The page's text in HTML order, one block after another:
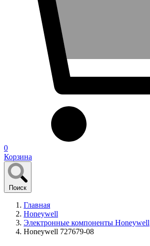
0
Корзина
Поиск
Главная
Honeywell
Электронные компоненты Honeywell
Honeywell 727679-08